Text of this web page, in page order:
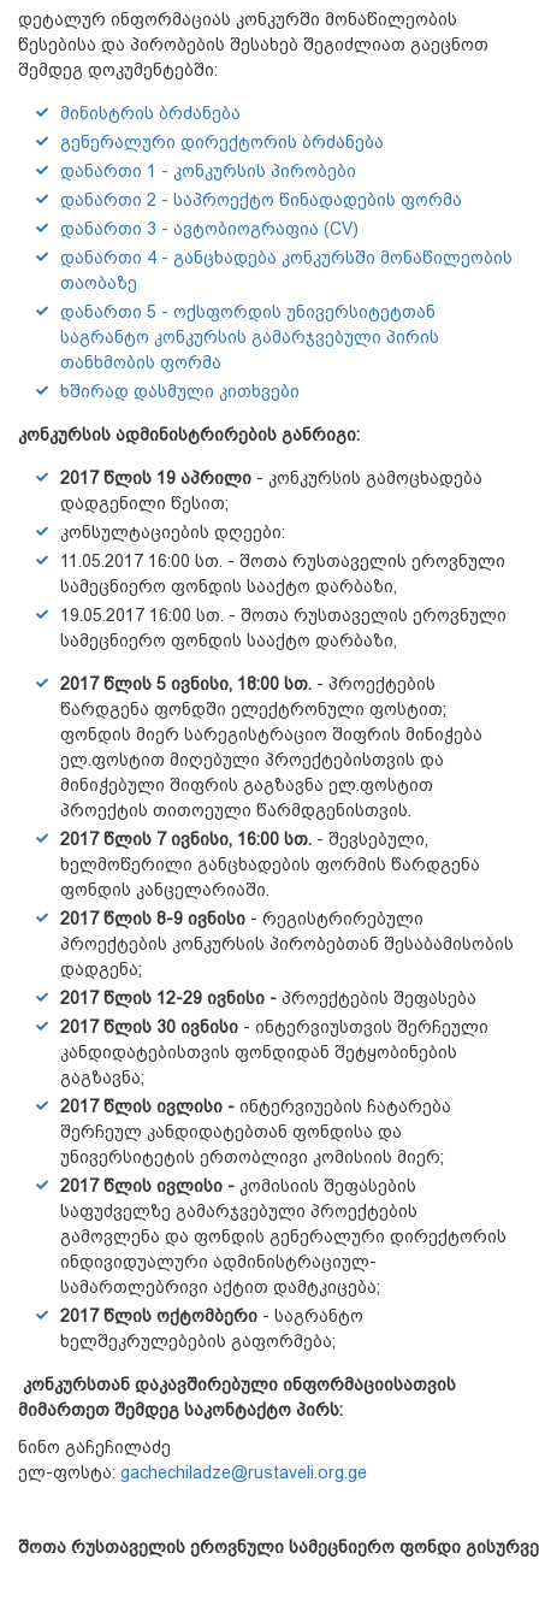
დეტალურ ინფორმაციას კონკურში მონაწილეობის
წესებისა და პირობების შესახებ შეგიძლიათ გაეცნოთ
შემდეგ დოკუმენტებში:
მინისტრის ბრძანება
გენერალური დირექტორის ბრძანება
დანართი 1 - კონკურსის პირობები
დანართი 2 - საპროექტო წინადადების ფორმა
დანართი 3 - ავტობიოგრაფია (CV)
დანართი 4 - განცხადება კონკურსში მონაწილეობის
თაობაზე
დანართი 5 - ოქსფორდის უნივერსიტეტთან
საგრანტო კონკურსის გამარჯვებული პირის
თანხმობის ფორმა
ხშირად დასმული კითხვები
კონკურსის ადმინისტრირების განრიგი:
2017 წლის 19 აპრილი - კონკურსის გამოცხადება
დადგენილი წესით;
კონსულტაციების დღეები:
11.05.2017 16:00 სთ. - შოთა რუსთაველის ეროვნული
სამეცნიერო ფონდის სააქტო დარბაზი,
19.05.2017 16:00 სთ. - შოთა რუსთაველის ეროვნული
სამეცნიერო ფონდის სააქტო დარბაზი,
2017 წლის 5 ივნისი, 18:00 სთ. - პროექტების
წარდგენა ფონდში ელექტრონული ფოსტით;
ფონდის მიერ სარეგისტრაციო შიფრის მინიჭება
ელ.ფოსტით მიღებული პროექტებისთვის და
მინიჭებული შიფრის გაგზავნა ელ.ფოსტით
პროექტის თითოეული წარმდგენისთვის.
2017 წლის 7 ივნისი, 16:00 სთ. - შევსებული,
ხელმოწერილი განცხადების ფორმის წარდგენა
ფონდის კანცელარიაში.
2017 წლის 8-9 ივნისი - რეგისტრირებული
პროექტების კონკურსის პირობებთან შესაბამისობის
დადგენა;
2017 წლის 12-29 ივნისი - პროექტების შეფასება
2017 წლის 30 ივნისი - ინტერვიუსთვის შერჩეული
კანდიდატებისთვის ფონდიდან შეტყობინების
გაგზავნა;
2017 წლის ივლისი - ინტერვიუების ჩატარება
შერჩეულ კანდიდატებთან ფონდისა და
უნივერსიტეტის ერთობლივი კომისიის მიერ;
2017 წლის ივლისი - კომისიის შეფასების
საფუძველზე გამარჯვებული პროექტების
გამოვლენა და ფონდის გენერალური დირექტორის
ინდივიდუალური ადმინისტრაციულ-
სამართლებრივი აქტით დამტკიცება;
2017 წლის ოქტომბერი - საგრანტო
ხელშეკრულებების გაფორმება;
კონკურსთან დაკავშირებული ინფორმაციისათვის
მიმართეთ შემდეგ საკონტაქტო პირს:
ნინო გაჩეჩილაძე
ელ-ფოსტა: gachechiladze@rustaveli.org.ge
შოთა რუსთაველის ეროვნული სამეცნიერო ფონდი